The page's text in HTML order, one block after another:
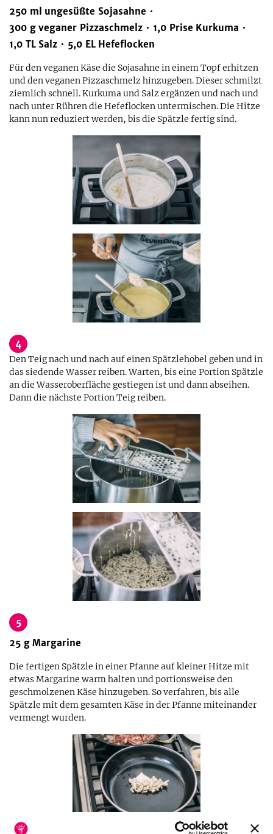
250 ml ungesüßte Sojasahne
300 g veganer Pizzaschmelz 1,0 Prise Kurkuma
1,0 TL Salz 5,0 EL Hefeflocken
Für den veganen Käse die Sojasahne in einem Topf erhitzen
und den veganen Pizzaschmelz hinzugeben. Dieser schmilzt
ziemlich schnell. Kurkuma und Salz ergänzen und nach und
nach unter Rühren die Hefeflocken untermischen. Die Hitze
kann nun reduziert werden, bis die Spätzle fertig sind.
4
Den Teig nach und nach auf einen Spätzlehobel geben und in
das siedende Wasser reiben. Warten, bis eine Portion Spätzle
an die Wasseroberfläche gestiegen ist und dann abseihen.
Dann die nächste Portion Teig reiben.
5
25 g Margarine
Die fertigen Spätzle in einer Pfanne auf kleiner Hitze mit
etwas Margarine warm halten und portionsweise den
geschmolzenen Käse hinzugeben. So verfahren, bis alle
Spätzle mit dem gesamten Käse in der Pfanne miteinander
vermengt wurden.